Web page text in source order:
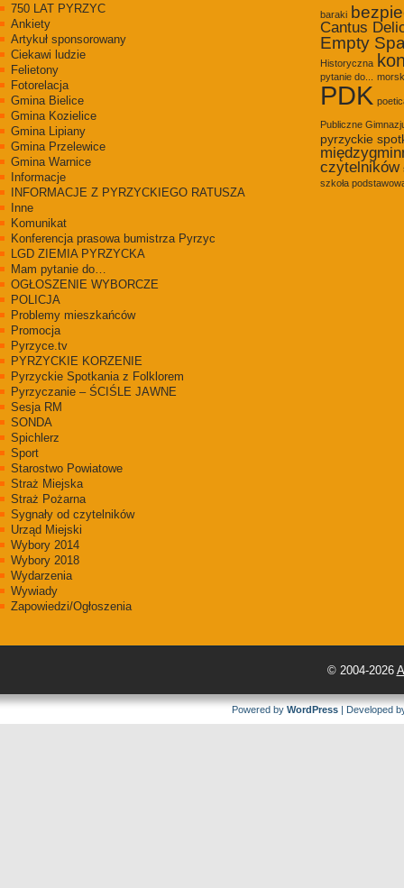
750 LAT PYRZYC
Ankiety
Artykuł sponsorowany
Ciekawi ludzie
Felietony
Fotorelacja
Gmina Bielice
Gmina Kozielice
Gmina Lipiany
Gmina Przelewice
Gmina Warnice
Informacje
INFORMACJE Z PYRZYCKIEGO RATUSZA
Inne
Komunikat
Konferencja prasowa bumistrza Pyrzyc
LGD ZIEMIA PYRZYCKA
Mam pytanie do…
OGŁOSZENIE WYBORCZE
POLICJA
Problemy mieszkańców
Promocja
Pyrzyce.tv
PYRZYCKIE KORZENIE
Pyrzyckie Spotkania z Folklorem
Pyrzyczanie – ŚCIŚLE JAWNE
Sesja RM
SONDA
Spichlerz
Sport
Starostwo Powiatowe
Straż Miejska
Straż Pożarna
Sygnały od czytelników
Urząd Miejski
Wybory 2014
Wybory 2018
Wydarzenia
Wywiady
Zapowiedzi/Ogłoszenia
baraki
Cantus
Empty
Historyczna
pytanie do...
PDK
Publiczne
pyrzyckie
czytelników
szkoła
© 2004-2026
Powered by WordPress | Developed